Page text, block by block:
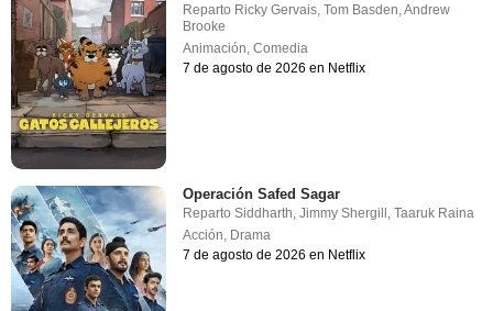
Reparto Ricky Gervais ,Tom Basden ,Andrew
Brooke
Animación ,Comedia
7 de agosto de 2026 en Netflix
Operación Safed Sagar
RepartoSiddharth,Jimmy Shergill ,Taaruk Raina
Acción, Drama
7 de agosto de 2026 en Netflix